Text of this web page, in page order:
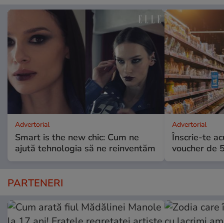
Advertorial
Smart is the new chic: Cum ne
ajută tehnologia să ne reinventăm
Advertorial
Înscrie-te
voucher de
PARTENERI